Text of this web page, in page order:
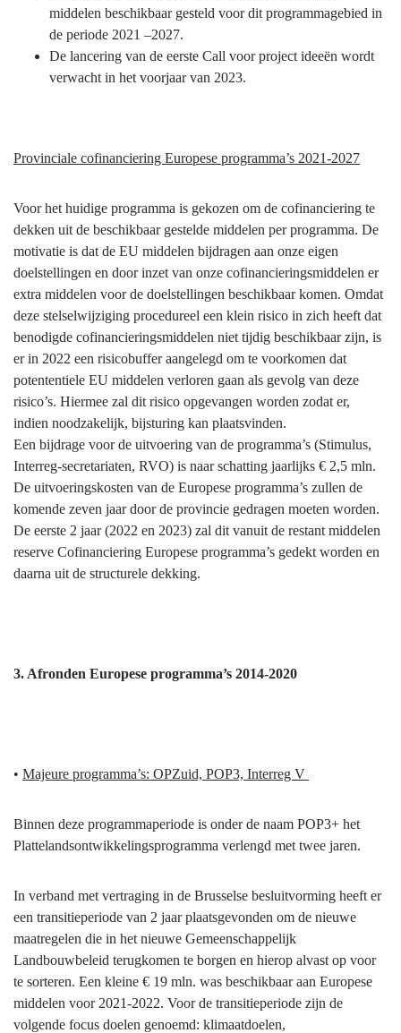
middelen beschikbaar gesteld voor dit programmagebied in
de periode 2021 –2027.
De lancering van de eerste Call voor project ideeën wordt
verwacht in het voorjaar van 2023.
Provinciale cofinanciering Europese programma’s 2021-2027
Voor het huidige programma is gekozen om de cofinanciering te
dekken uit de beschikbaar gestelde middelen per programma. De
motivatie is dat de EU middelen bijdragen aan onze eigen
doelstellingen en door inzet van onze cofinancieringsmiddelen er
extra middelen voor de doelstellingen beschikbaar komen. Omdat
deze stelselwijziging procedureel een klein risico in zich heeft dat
benodigde cofinancieringsmiddelen niet tijdig beschikbaar zijn, is
er in 2022 een risicobuffer aangelegd om te voorkomen dat
potententiele EU middelen verloren gaan als gevolg van deze
risico’s. Hiermee zal dit risico opgevangen worden zodat er,
indien noodzakelijk, bijsturing kan plaatsvinden.
Een bijdrage voor de uitvoering van de programma’s (Stimulus,
Interreg-secretariaten, RVO) is naar schatting jaarlijks € 2,5 mln.
De uitvoeringskosten van de Europese programma’s zullen de
komende zeven jaar door de provincie gedragen moeten worden.
De eerste 2 jaar (2022 en 2023) zal dit vanuit de restant middelen
reserve Cofinanciering Europese programma’s gedekt worden en
daarna uit de structurele dekking.
3. Afronden Europese programma’s 2014-2020
• Majeure programma’s: OPZuid, POP3, Interreg V
Binnen deze programmaperiode is onder de naam POP3+ het
Plattelandsontwikkelingsprogramma verlengd met twee jaren.
In verband met vertraging in de Brusselse besluitvorming heeft er
een transitieperiode van 2 jaar plaatsgevonden om de nieuwe
maatregelen die in het nieuwe Gemeenschappelijk
Landbouwbeleid terugkomen te borgen en hierop alvast op voor
te sorteren. Een kleine € 19 mln. was beschikbaar aan Europese
middelen voor 2021-2022. Voor de transitieperiode zijn de
volgende focus doelen genoemd: klimaatdoelen,